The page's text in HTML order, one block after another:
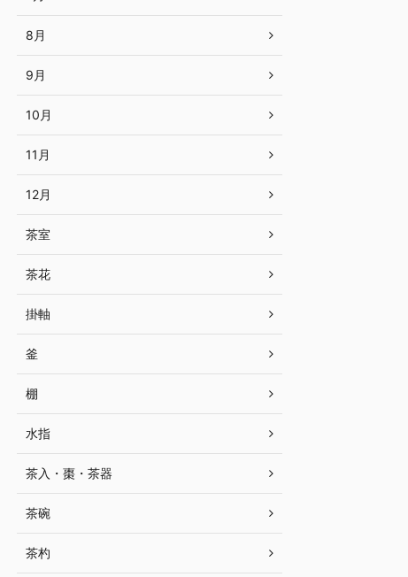
8月
9月
10月
11月
12月
茶室
茶花
掛軸
釜
棚
水指
茶入・棗・茶器
茶碗
茶杓